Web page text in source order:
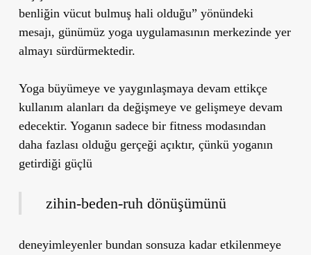
benliğin vücut bulmuş hali olduğu” yönündeki
mesajı, günümüz yoga uygulamasının merkezinde yer
almayı sürdürmektedir.
Yoga büyümeye ve yaygınlaşmaya devam ettikçe
kullanım alanları da değişmeye ve gelişmeye devam
edecektir. Yoganın sadece bir fitness modasından
daha fazlası olduğu gerçeği açıktır, çünkü yoganın
getirdiği güçlü
zihin-beden-ruh dönüşümünü
deneyimleyenler bundan sonsuza kadar etkilenmeye